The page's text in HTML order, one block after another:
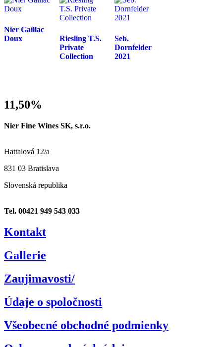
Nier Gaillac
Doux
Riesling T.S.
Private
Collection
Seb.
Dornfelder
2021
11,50%
Nier Fine Wines SK, s.r.o.
Hattalová 12/a
831 03 Bratislava
Slovenská republika
Tel. 00421 949 543 033
Kontakt
Gallerie
Zaujimavosti/
Údaje o spoločnosti
Všeobecné obchodné podmienky